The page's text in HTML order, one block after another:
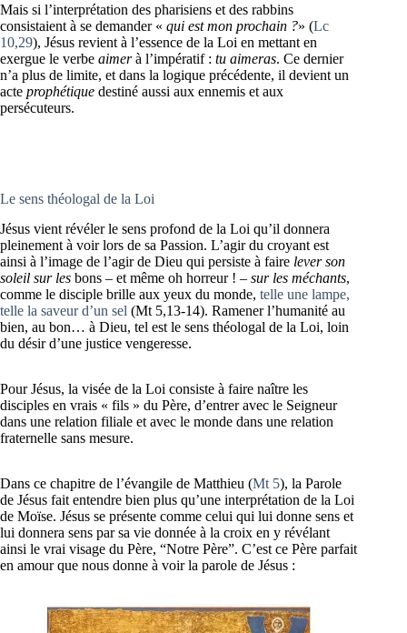
Mais si l’interprétation des pharisiens et des rabbins
consistaient à se demander « qui est mon prochain ?» (Lc
10,29), Jésus revient à l’essence de la Loi en mettant en
exergue le verbe aimerà l’impératif : tu aimeras. Ce dernier
n’a plus de limite, et dans la logique précédente, il devient un
acte prophétique destiné aussi aux ennemis et aux
persécuteurs.
Le sens théologal de la Loi
Jésus vient révéler le sens profond de la Loi qu’il donnera
pleinement à voir lors de sa Passion. L’agir du croyant est
ainsi à l’image de l’agir de Dieu qui persiste à faire lever son
soleil sur les bons – et même oh horreur ! – sur les méchants,
comme le disciple brille aux yeux du monde, telle une lampe,
telle la saveur d’un sel (Mt 5,13-14). Ramener l’humanité au
bien, au bon… à Dieu, tel est le sens théologal de la Loi, loin
du désir d’une justice vengeresse.
Pour Jésus, la visée de la Loi consiste à faire naître les
disciples en vrais « fils » du Père, d’entrer avec le Seigneur
dans une relation filiale et avec le monde dans une relation
fraternelle sans mesure.
Dans ce chapitre de l’évangile de Matthieu (Mt 5), la Parole
de Jésus fait entendre bien plus qu’une interprétation de la Loi
de Moïse. Jésus se présente comme celui qui lui donne sens et
lui donnera sens par sa vie donnée à la croix en y révélant
ainsi le vrai visage du Père, “Notre Père”. C’est ce Père parfait
en amour que nous donne à voir la parole de Jésus :